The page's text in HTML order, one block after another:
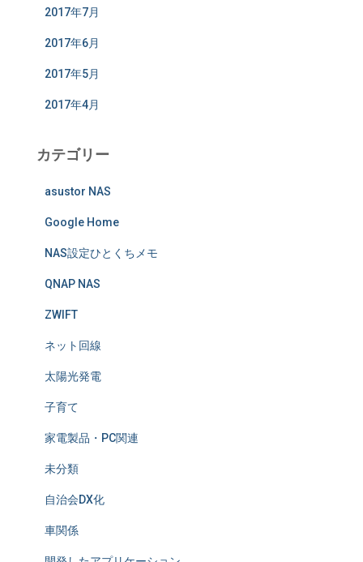
2017年7月
2017年6月
2017年5月
2017年4月
カテゴリー
asustor NAS
Google Home
NAS設定ひとくちメモ
QNAP NAS
ZWIFT
ネット回線
太陽光発電
子育て
家電製品・PC関連
未分類
自治会DX化
車関係